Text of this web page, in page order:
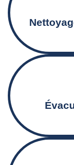
issus du